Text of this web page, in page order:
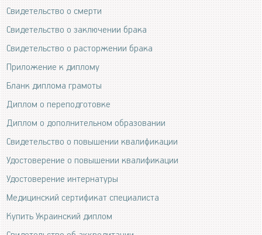
Свидетельство о смерти
Свидетельство о заключении брака
Свидетельство о расторжении брака
Приложение к диплому
Бланк диплома грамоты
Диплом о переподготовке
Диплом о дополнительном образовании
Свидетельство о повышении квалификации
Удостоверение о повышении квалификации
Удостоверение интернатуры
Медицинский сертификат специалиста
Купить Украинский диплом